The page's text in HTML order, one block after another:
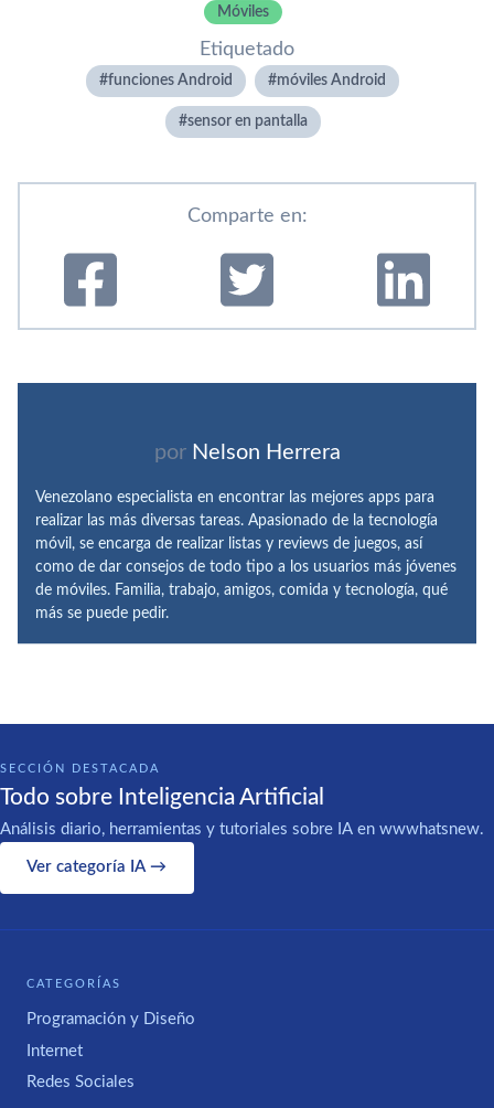
Móviles
Etiquetado
funciones Android móviles Android
sensor en pantalla
Comparte en:
por Nelson Herrera
Venezolano especialista en encontrar las mejores apps para
realizar las más diversas tareas. Apasionado de la tecnología
móvil, se encarga de realizar listas y reviews de juegos, así
como de dar consejos de todo tipo a los usuarios más jóvenes
de móviles. Familia, trabajo, amigos, comida y tecnología, qué
más se puede pedir.
SECCIÓN DESTACADA
Todo sobre Inteligencia Artificial
Análisis diario, herramientas y tutoriales sobre IA en wwwhatsnew.
Ver categoría IA →
CATEGORÍAS
Programación y Diseño
Internet
Redes Sociales